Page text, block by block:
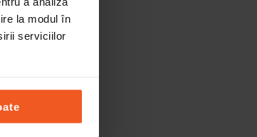
la modul în
serviciilor